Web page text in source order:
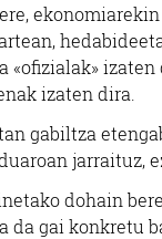
«ofizialak»
izaten dira.
gabiltza
jarraituz,
dohain
da gai konkretu